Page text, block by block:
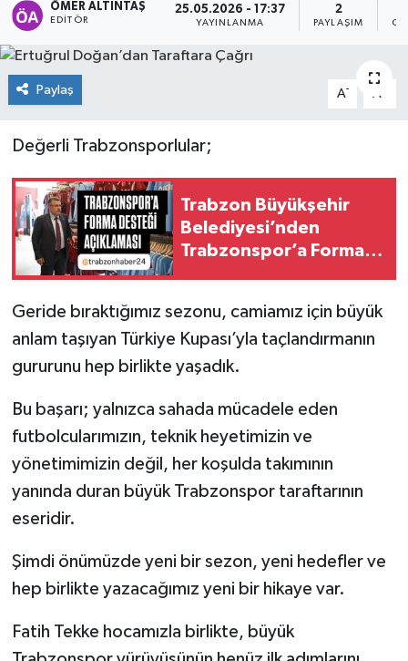
ÖMER ALTINTAŞ
EDITÖR
25.05.2026 - 17:37
YAYINLANMA
2
PAYLAŞIM
Paylaş A- A
Değerli Trabzonsporlular;
Trabzon Büyükşehir
Belediyesi’nden
Trabzonspor’a Forma
Geride bıraktığımız sezonu, camiamız için büyük
anlam taşıyan Türkiye Kupası’yla taçlandırmanın
gururunu hep birlikte yaşadık.
Bu başarı; yalnızca sahada mücadele eden
futbolcularımızın, teknik heyetimizin ve
yönetimimizin değil, her koşulda takımının
yanında duran büyük Trabzonspor taraftarının
eseridir.
Şimdi önümüzde yeni bir sezon, yeni hedefler ve
hep birlikte yazacağımız yeni bir hikaye var.
Fatih Tekke hocamızla birlikte, büyük